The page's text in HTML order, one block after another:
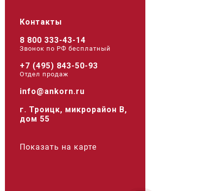
Контакты
8 800 333-43-14
Звонок по РФ беcплатный
+7 (495) 843-50-93
Отдел продаж
info@ankorn.ru
г. Троицк, микрорайон В,
дом 55
Показать на карте